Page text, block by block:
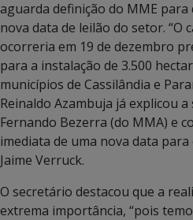
aguarda definição do MME para
nova data de leilão do setor. “O
ocorreria em 19 de dezembro
para a instalação de 3.500
municípios de Cassilândia e
Reinaldo Azambuja já explicou
Fernando Bezerra (do MMA) e
imediata de uma nova data
Jaime Verruck.
O secretário destacou que a
extrema importância, “pois